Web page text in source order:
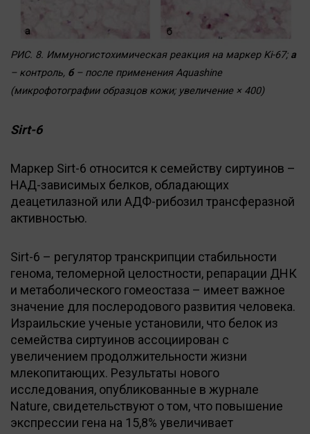
РИС. 8. Иммуногистохимическая реакция на маркер Ki-67; а
– контроль, б– после применения Aquashine
(микрофотографии образцов кожи; увеличение × 400)
Sirt-6
Маркер Sirt-6 относится к семейству сиртуинов –
НАД-зависимых белков, обладающих
деацетилазной или АДФ-рибозил трансферазной
активностью.
Sirt-6 – регулятор транскрипции стабильности
генома, теломерной целостности, репарации ДНК
и метаболического гомеостаза – имеет важное
значение для послеродового развития человека.
Израильские ученые установили, что белок из
семейства сиртуинов ассоциирован с
увеличением продолжительности жизни
млекопитающих. Результаты нового
исследования, опубликованные в журнале
Nature, свидетельствуют о том, что повышение
экспрессии гена на 15,8% увеличивает